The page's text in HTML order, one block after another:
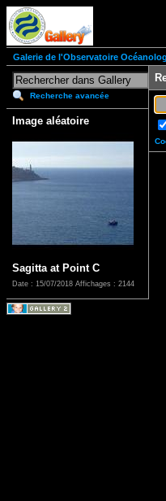
Galerie de l'Observatoire
Recherche avancée
Image aléatoire
Sagitta at Point C
Date : 15/07/2018 Affichages : 2144